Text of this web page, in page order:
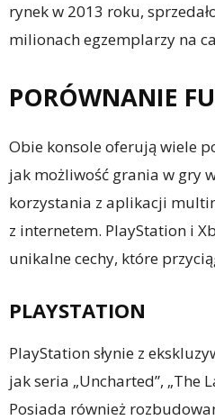
rynek w 2013 roku,
milionach egzemplarzy na
PORÓWNANIE
Obie konsole oferują wiele
jak możliwość grania w gry
korzystania z aplikacji
z internetem. PlayStation i
unikalne cechy, które
PLAYSTATION
PlayStation słynie z
jak seria „Uncharted”, „The
Posiada również